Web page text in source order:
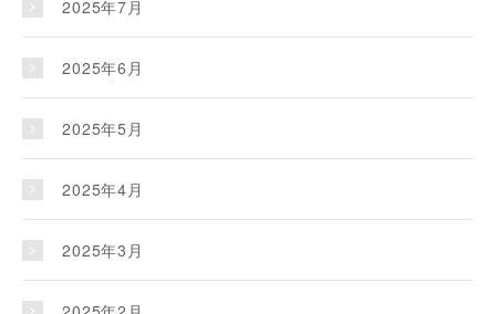
2025年7月
2025年6月
2025年5月
2025年4月
2025年3月